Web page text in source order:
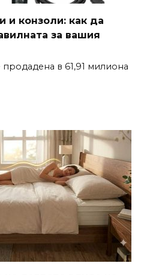
и конзоли: как да
за вашия
продадена в 61,91 милиона